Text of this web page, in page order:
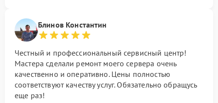
Блинов Константин
Честный и профессиональный сервисный центр!
Мастера сделали ремонт моего сервера очень
качественно и оперативно. Цены полностью
соответствуют качеству услуг. Обязательно обращусь
еще раз!